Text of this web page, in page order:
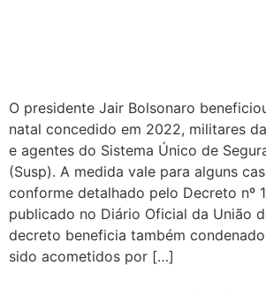
O presidente Jair Bolsonaro
natal concedido em 2022, militares
e agentes do Sistema Único de
(Susp). A medida vale para alguns
conforme detalhado pelo Decreto nº
publicado no Diário Oficial da União
decreto beneficia também
sido acometidos por […]